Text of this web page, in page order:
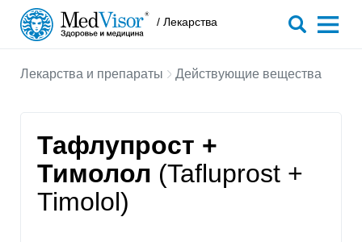
/ Лекарства
Лекарства и препараты Действующие вещества
Тафлупрост +
Тимолол (Tafluprost +
Timolol)